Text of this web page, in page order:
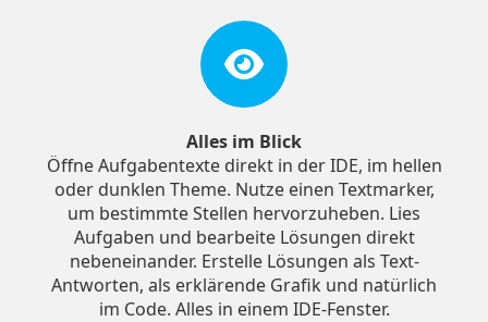
Alles im Blick
Öffne Aufgabentexte direkt in der IDE, im hellen
oder dunklen Theme. Nutze einen Textmarker,
um bestimmte Stellen hervorzuheben. Lies
Aufgaben und bearbeite Lösungen direkt
nebeneinander. Erstelle Lösungen als Text-
Antworten, als erklärende Grafik und natürlich
im Code. Alles in einem IDE-Fenster.